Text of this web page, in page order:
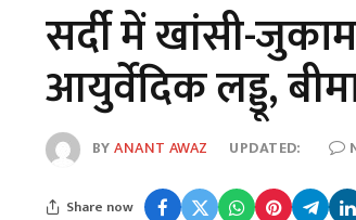
सर्दी में खांसी-
आयुर्वेदिक लड्डू,
BYANANT AWAZ UPDATED:
Share now